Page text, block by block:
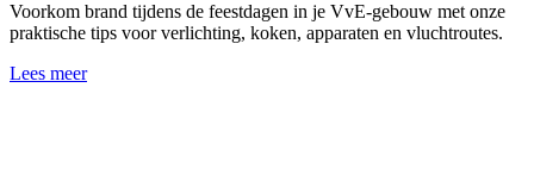
Voorkom brand tijdens de feestdagen in je VvE-gebouw met onze
praktische tips voor verlichting, koken, apparaten en vluchtroutes.
Lees meer